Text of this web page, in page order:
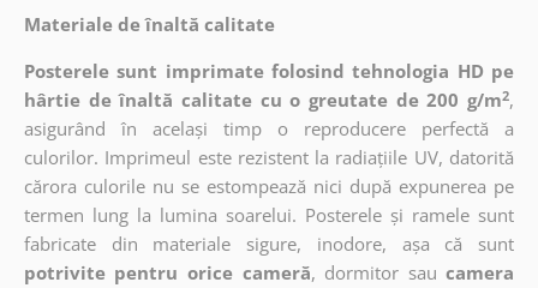
Materiale de înaltă calitate
Posterele sunt imprimate folosind tehnologia HD pe
hârtie de înaltă calitate cu o greutate de 200 g/m2,
asigurând în același timp o reproducere perfectă a
culorilor. Imprimeul este rezistent la radiațiile UV, datorită
cărora culorile nu se estompează nici după expunerea pe
termen lung la lumina soarelui. Posterele și ramele sunt
fabricate din materiale sigure, inodore, așa că sunt
potrivite pentru orice cameră, dormitor sau camera